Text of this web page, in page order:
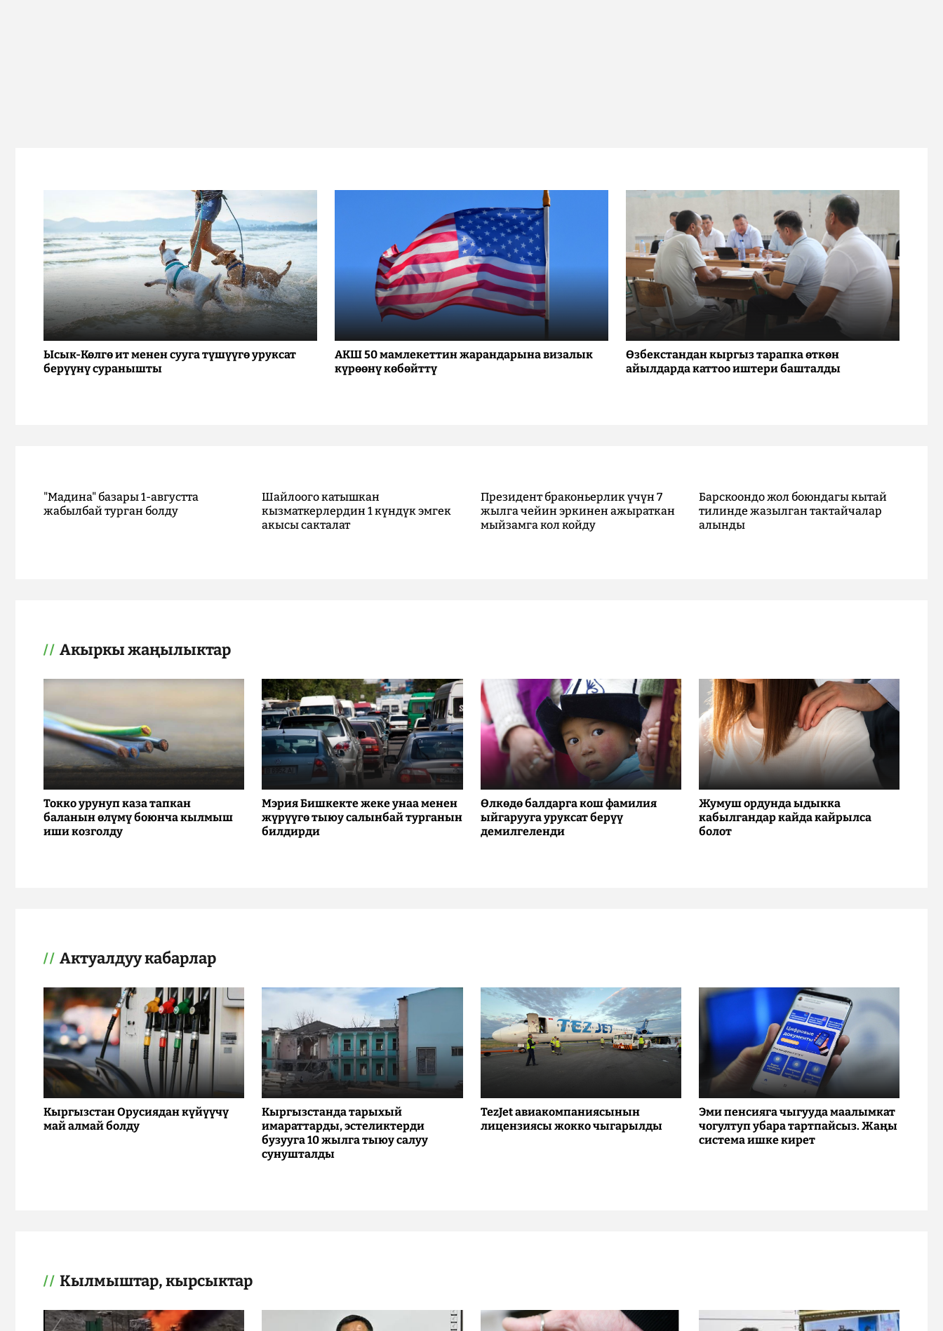
Ысык-Көлгө ит менен сууга түшүүгө уруксат
берүүнү суранышты
АКШ 50 мамлекеттин жарандарына визалык
күрөөнү көбөйттү
Өзбекстандан кыргыз тарапка өткөн
айылдарда каттоо иштери башталды
"Мадина" базары 1-августта
жабылбай турган болду
Шайлоого катышкан
кызматкерлердин 1 күндүк эмгек
акысы сакталат
Президент браконьерлик үчүн 7
жылга чейин эркинен ажыраткан
мыйзамга кол койду
Барскоондо жол боюндагы кытай
тилинде жазылган тактайчалар
алынды
Акыркы жаңылыктар
Токко урунуп каза тапкан
баланын өлүмү боюнча кылмыш
иши козголду
Мэрия Бишкекте жеке унаа менен
жүрүүгө тыюу салынбай турганын
билдирди
Өлкөдө балдарга кош фамилия
ыйгарууга уруксат берүү
демилгеленди
Жумуш ордунда ыдыкка
кабылгандар кайда кайрылса
болот
Актуалдуу кабарлар
Кыргызстан Орусиядан күйүүчү
май алмай болду
Кыргызстанда тарыхый
имараттарды, эстеликтерди
бузууга 10 жылга тыюу салуу
сунушталды
TezJet авиакомпаниясынын
лицензиясы жокко чыгарылды
Эми пенсияга чыгууда маалымкат
чогултуп убара тартпайсыз. Жаңы
система ишке кирет
Кылмыштар, кырсыктар